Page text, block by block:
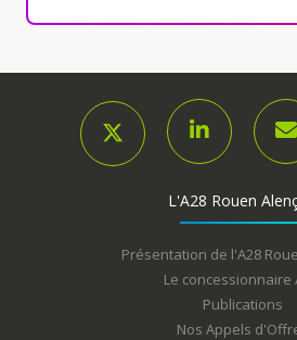
L'A28 Rouen
Présentation de l'A28
Le concessionnaire
Publications
Nos Appels